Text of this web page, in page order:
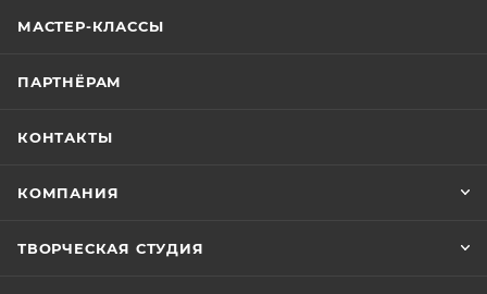
МАСТЕР-КЛАССЫ
ПАРТНЁРАМ
КОНТАКТЫ
КОМПАНИЯ
ТВОРЧЕСКАЯ СТУДИЯ